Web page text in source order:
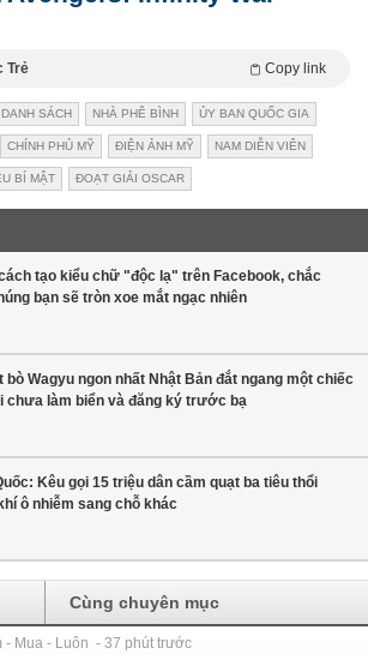
Trẻ Copy link
SÁCH NHÀ PHÊ BÌNH ỦY BAN QUỐC GIA
CHÍNH PHỦ MỸ ĐIỆN ẢNH MỸ NAM DIỄN VIÊN
BÍ MẬT ĐOẠT GIẢI OSCAR
tạo kiểu chữ "độc lạ" trên Facebook, chắc
bạn sẽ tròn xoe mắt ngạc nhiên
bò Wagyu ngon nhất Nhật Bản đắt ngang một chiếc
chưa làm biển và đăng ký trước bạ
Kêu gọi 15 triệu dân cầm quạt ba tiêu thổi
ô nhiễm sang chỗ khác
Cùng chuyên mục
- Mua - Luôn - 37 phút trước